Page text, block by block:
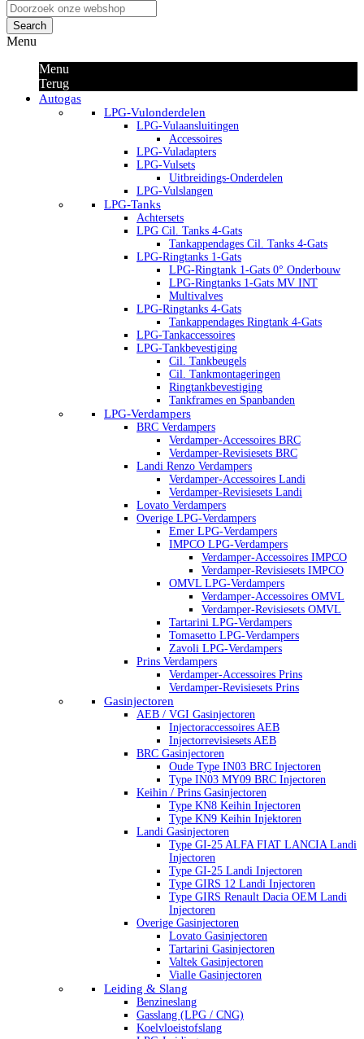
Search
Menu
Menu
Terug
Autogas
LPG-Vulonderdelen
LPG-Vulaansluitingen
Accessoires
LPG-Vuladapters
LPG-Vulsets
Uitbreidings-Onderdelen
LPG-Vulslangen
LPG-Tanks
Achtersets
LPG Cil. Tanks 4-Gats
Tankappendages Cil. Tanks 4-Gats
LPG-Ringtanks 1-Gats
LPG-Ringtank 1-Gats 0° Onderbouw
LPG-Ringtanks 1-Gats MV INT
Multivalves
LPG-Ringtanks 4-Gats
Tankappendages Ringtank 4-Gats
LPG-Tankaccessoires
LPG-Tankbevestiging
Cil. Tankbeugels
Cil. Tankmontageringen
Ringtankbevestiging
Tankframes en Spanbanden
LPG-Verdampers
BRC Verdampers
Verdamper-Accessoires BRC
Verdamper-Revisiesets BRC
Landi Renzo Verdampers
Verdamper-Accessoires Landi
Verdamper-Revisiesets Landi
Lovato Verdampers
Overige LPG-Verdampers
Emer LPG-Verdampers
IMPCO LPG-Verdampers
Verdamper-Accessoires IMPCO
Verdamper-Revisiesets IMPCO
OMVL LPG-Verdampers
Verdamper-Accessoires OMVL
Verdamper-Revisiesets OMVL
Tartarini LPG-Verdampers
Tomasetto LPG-Verdampers
Zavoli LPG-Verdampers
Prins Verdampers
Verdamper-Accessoires Prins
Verdamper-Revisiesets Prins
Gasinjectoren
AEB / VGI Gasinjectoren
Injectoraccessoires AEB
Injectorrevisiesets AEB
BRC Gasinjectoren
Oude Type IN03 BRC Injectoren
Type IN03 MY09 BRC Injectoren
Keihin / Prins Gasinjectoren
Type KN8 Keihin Injectoren
Type KN9 Keihin Injektoren
Landi Gasinjectoren
Type GI-25 ALFA FIAT LANCIA Landi
Injectoren
Type GI-25 Landi Injectoren
Type GIRS 12 Landi Injectoren
Type GIRS Renault Dacia OEM Landi
Injectoren
Overige Gasinjectoren
Lovato Gasinjectoren
Tartarini Gasinjectoren
Valtek Gasinjectoren
Vialle Gasinjectoren
Leiding & Slang
Benzineslang
Gasslang (LPG / CNG)
Koelvloeistofslang